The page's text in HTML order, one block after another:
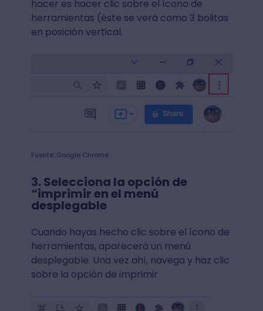
hacer es hacer clic sobre el ícono de
herramientas (éste se verá como 3 bolitas
en posición vertical.
Fuente: Google Chrome
3. Selecciona la opción de
“imprimir en el menú
desplegable
Cuando hayas hecho clic sobre el ícono de
herramientas, aparecerá un menú
desplegable. Una vez ahí, navega y haz clic
sobre la opción de imprimir